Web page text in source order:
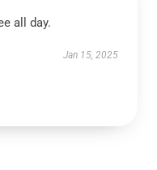
all day.
Jan 15, 2025